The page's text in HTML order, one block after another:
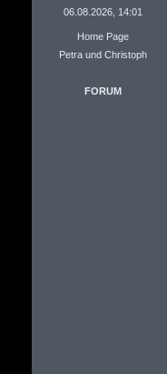
06.08.2026, 14:01
Home Page
Petra und Christoph
FORUM